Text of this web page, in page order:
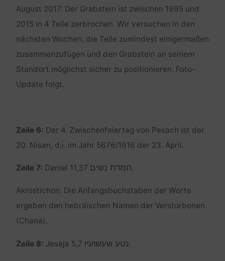
August 2017: Der Grabstein ist zwischen 1995 und
2015 in 4 Teile zerbrochen. Wir versuchen in den
nächsten Wochen, die Teile zumindest einigermaßen
zusammenzufügen und den Grabstein an seinem
Standort möglichst sicher zu positionieren. Foto-
Update folgt.
Zeile 6: Der 4. Zwischenfeiertag von Pesach ist der
20. Nisan, d.i. im Jahr 5676/1916 der 23. April.
Zeile 7: Daniel 11,37 חמדת נשים.
Akrostichon: Die Anfangsbuchstaben der Worte
ergeben den hebräischen Namen der Verstorbenen
(Chana).
Zeile 8: Jesaja 5,7 נטע שעשועיו.